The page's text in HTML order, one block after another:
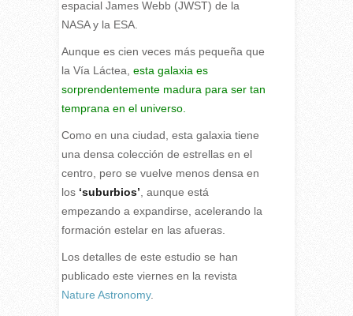
espacial James Webb (JWST) de la
NASA y la ESA.
Aunque es cien veces más pequeña que
la Vía Láctea, esta galaxia es
sorprendentemente madura para ser tan
temprana en el universo.
Como en una ciudad, esta galaxia tiene
una densa colección de estrellas en el
centro, pero se vuelve menos densa en
los ‘suburbios’ , aunque está
empezando a expandirse, acelerando la
formación estelar en las afueras.
Los detalles de este estudio se han
publicado este viernes en la revista
Nature Astronomy.